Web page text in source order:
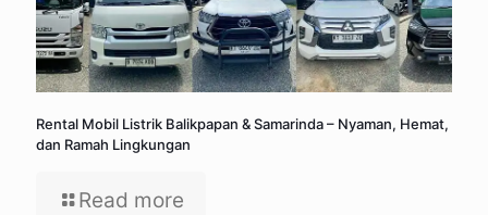
Rental Mobil Listrik Balikpapan & Samarinda – Nyaman, Hemat,
dan Ramah Lingkungan
Read more